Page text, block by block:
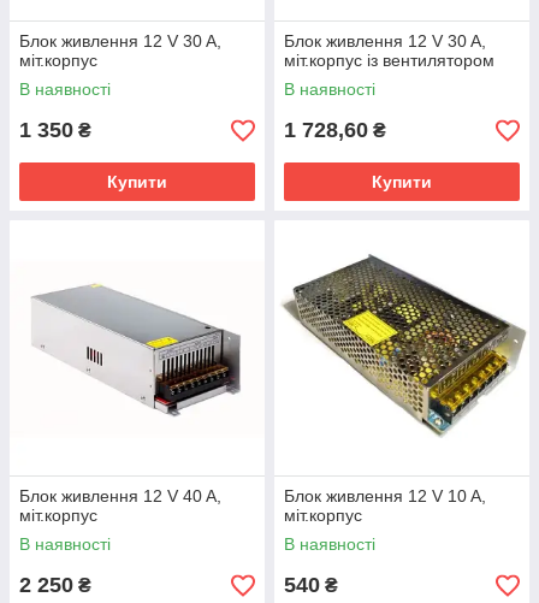
Блок живлення 12 V 30 A,
міт.корпус
В наявності
1 350 ₴
Купити
Блок живлення 12 V 30 A,
міт.корпус із вентилятором
В наявності
1 728,60 ₴
Купити
Блок живлення 12 V 40 A,
міт.корпус
В наявності
2 250 ₴
Блок живлення 12 V 10 A,
міт.корпус
В наявності
540 ₴